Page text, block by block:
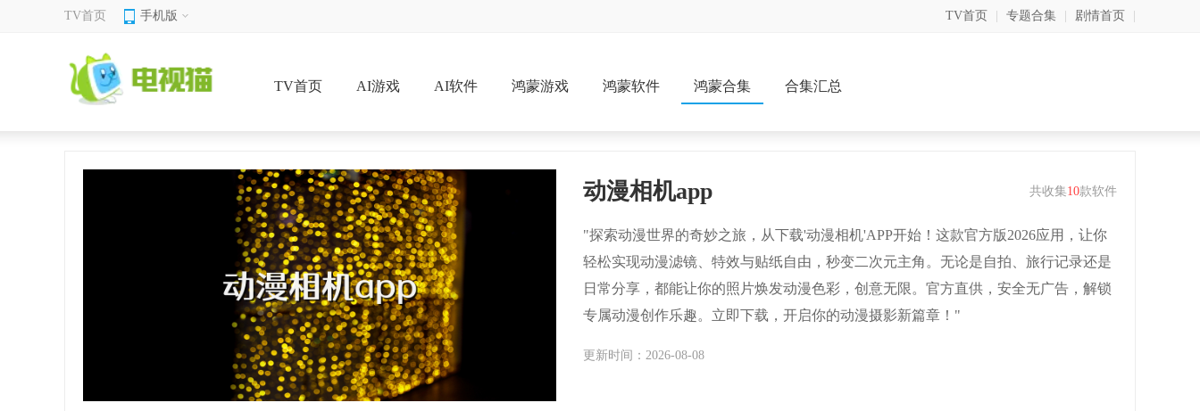
TV首页 手机版 TV首页 专题合集 剧情首页
TV首页 AI游戏 AI软件 鸿蒙游戏 鸿蒙软件 鸿蒙合集 合集汇总
共收集10款软件
动漫相机app
"探索动漫世界的奇妙之旅，从下载'动漫相机'APP开始！这款官方版2026应用，让你
轻松实现动漫滤镜、特效与贴纸自由，秒变二次元主角。无论是自拍、旅行记录还是
日常分享，都能让你的照片焕发动漫色彩，创意无限。官方直供，安全无广告，解锁
专属动漫创作乐趣。立即下载，开启你的动漫摄影新篇章！"
更新时间：2026-08-08